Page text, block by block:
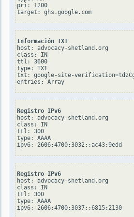
pri: 1200
Información TXT
host: advocacy-shetland.org
class: IN
ttl: 3600
type: TXT
txt: google-site-
Registro IPv6
host: advocacy-shetland.org
class: IN
ttl: 300
type: AAAA
Registro IPv6
host: advocacy-shetland.org
class: IN
ttl: 300
type: AAAA